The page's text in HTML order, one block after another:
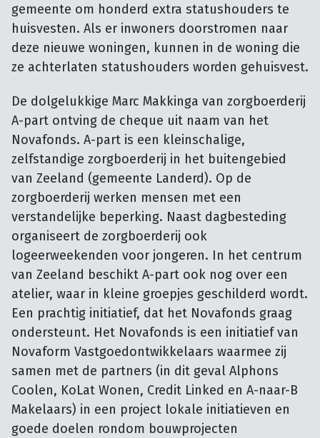
gemeente om honderd extra statushouders te
huisvesten. Als er inwoners doorstromen naar
deze nieuwe woningen, kunnen in de woning die
ze achterlaten statushouders worden gehuisvest.
De dolgelukkige Marc Makkinga van zorgboerderij
A-part ontving de cheque uit naam van het
Novafonds. A-part is een kleinschalige,
zelfstandige zorgboerderij in het buitengebied
van Zeeland (gemeente Landerd). Op de
zorgboerderij werken mensen met een
verstandelijke beperking. Naast dagbesteding
organiseert de zorgboerderij ook
logeerweekenden voor jongeren. In het centrum
van Zeeland beschikt A-part ook nog over een
atelier, waar in kleine groepjes geschilderd wordt.
Een prachtig initiatief, dat het Novafonds graag
ondersteunt. Het Novafonds is een initiatief van
Novaform Vastgoedontwikkelaars waarmee zij
samen met de partners (in dit geval Alphons
Coolen, KoLat Wonen, Credit Linked en A-naar-B
Makelaars) in een project lokale initiatieven en
goede doelen rondom bouwprojecten